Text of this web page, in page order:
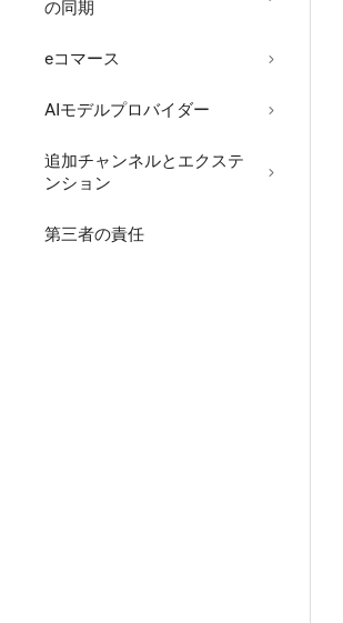
の同期
eコマース
AIモデルプロバイダー
追加チャンネルとエクステ
ンション
第三者の責任